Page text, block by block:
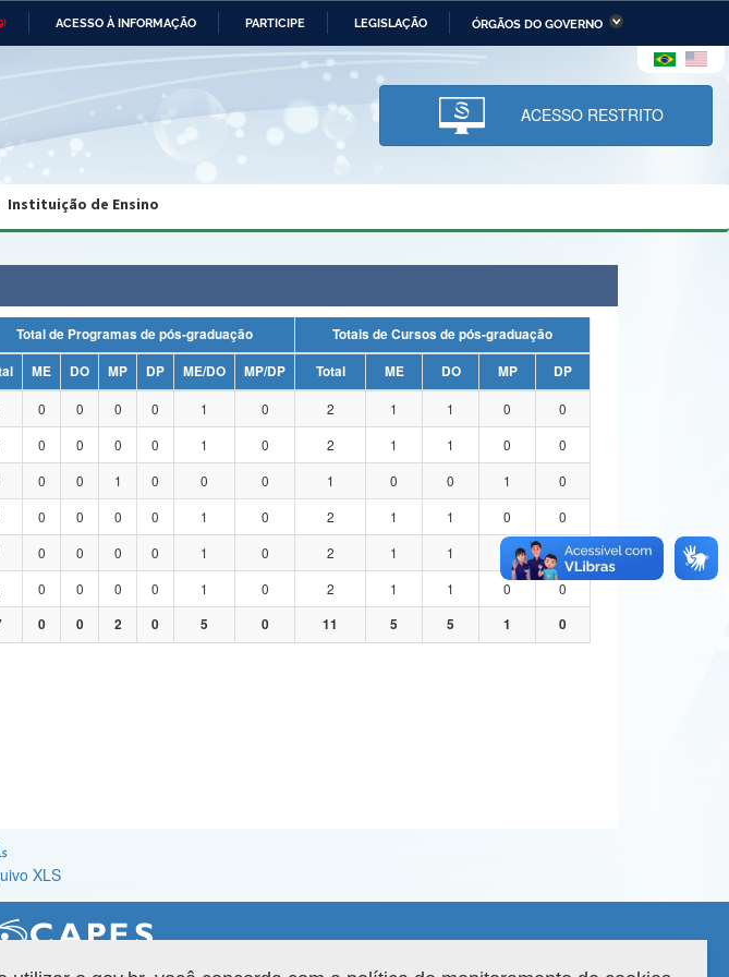
ACESSO À INFORMAÇÃO PARTICIPE LEGISLAÇÃO ÓRGÃOS DO GOVERNO
Ministério das Relações Ministério da Economia Ministério da Infraestrutura
Ministério da Ciência,
Tecnologia, Inovações e
Comunicações
e dos Direitos Humanos
Banco Central do Brasil Planalto
ACESSO RESTRITO
Instituição de Ensino
Total de Programas de pós-graduação
Totais de Cursos de pós-graduação
ME DO MP DP ME/DO MP/DP Total ME DO MP
DP
0 0 0 0 1 0 2 1 1 0
0
0 0 0 0 1 0 2 1 1 0
0
0 0 1 0 0 0 1 0 0 1
0
0 0 0 0 1 0 2 1 1 0
0
0 0 0 0 1 0 2 1 1
0
0 0 0 0 1 0 2 1 1 0
0
0 0 2 0 5 0 11 5 5 1 0
XLS